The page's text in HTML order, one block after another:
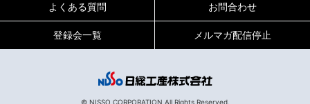
0120-717-450
平日9:00～19:00（土日祝は18:00まで）
よくある質問 お問合わせ
登録会一覧 メルマガ配信停止
© NISSO CORPORATION All Rights Reserved.